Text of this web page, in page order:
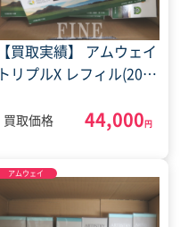
【買取実績】 アムウェイ
トリプルX レフィル(2022
買取価格 44,000円
アムウェイ